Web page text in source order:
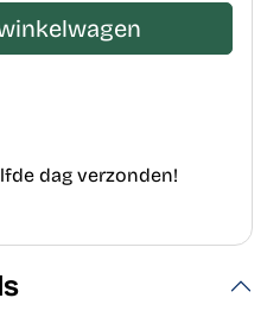
dag verzonden!